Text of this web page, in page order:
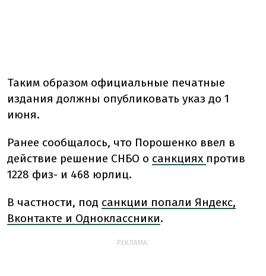
Таким образом официальные печатные
издания должны опубликовать указ до 1
июня.
Ранее сообщалось, что Порошенко ввел в
действие решение СНБО о санкциях против
1228 физ- и 468 юрлиц.
В частности, под санкции попали Яндекс,
Вконтакте и Одноклассники.
РЕКЛАМА: